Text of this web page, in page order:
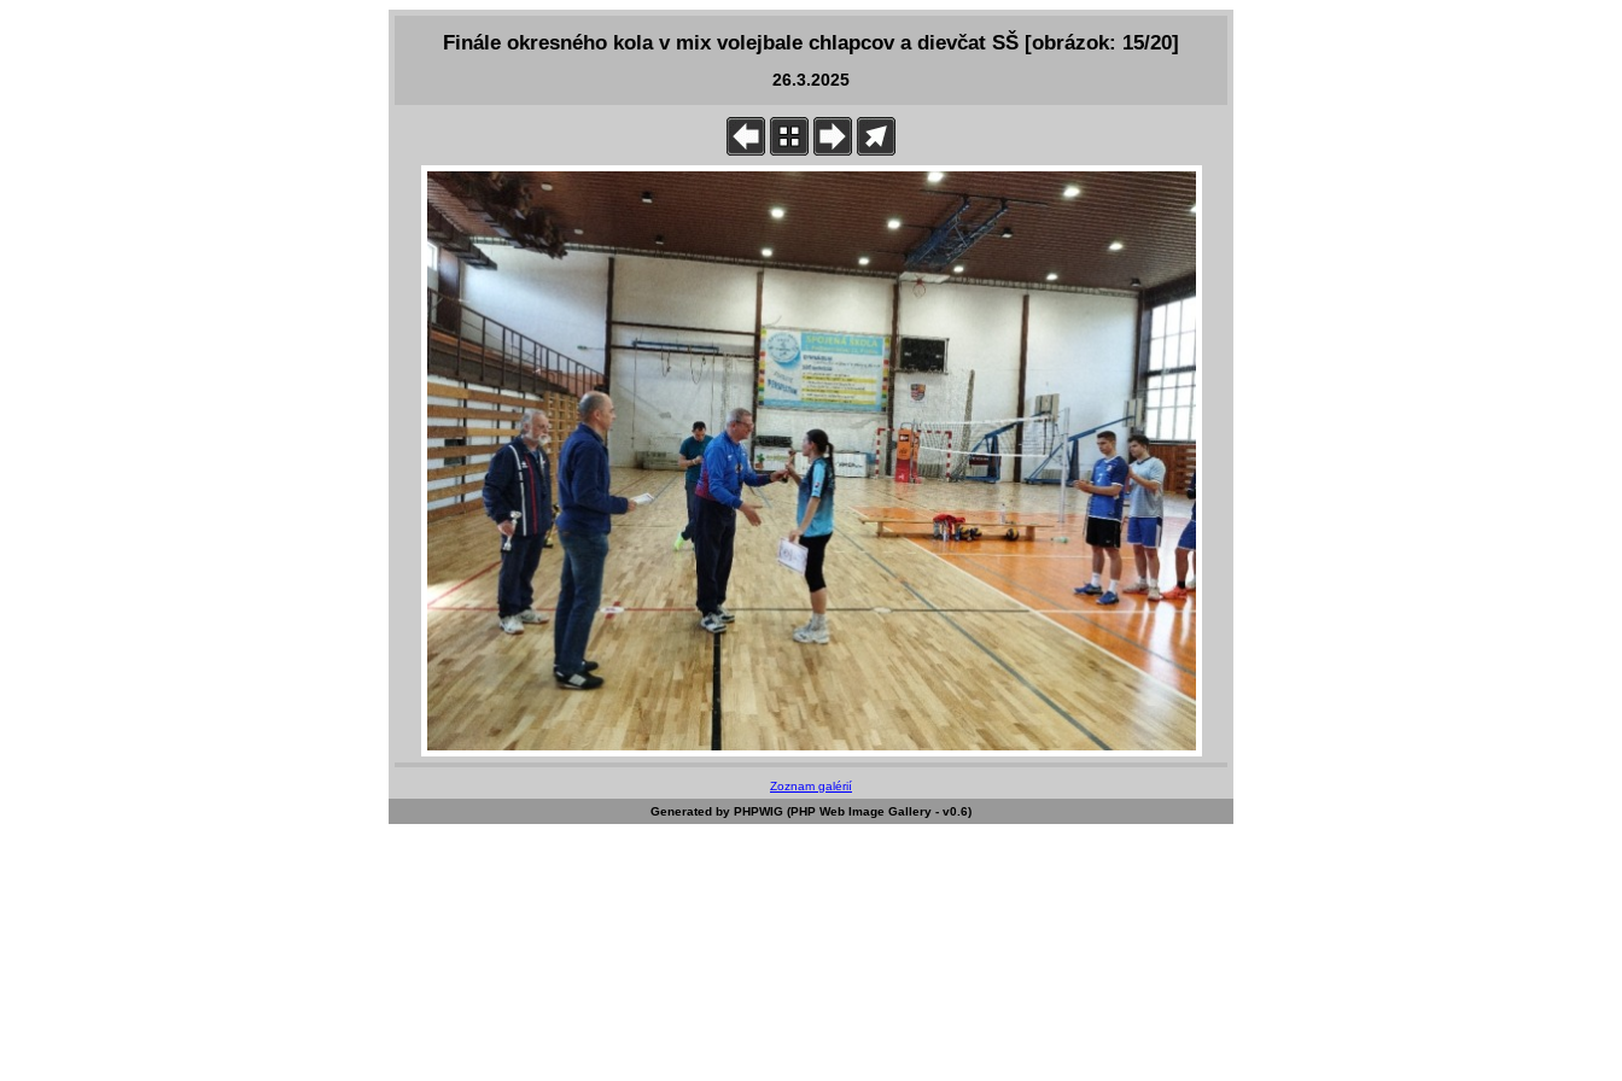
Finále okresného kola v mix volejbale chlapcov a dievčat SŠ [obrázok: 15/20]
26.3.2025
Zoznam galérií
Generated by PHPWIG (PHP Web Image Gallery - v0.6)